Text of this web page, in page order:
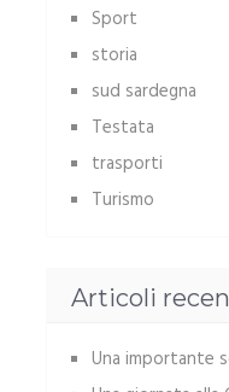
Sport
storia
sud sardegna
Testata
trasporti
Turismo
Articoli
Una importante